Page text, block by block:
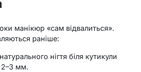
манікюр «сам відвалиться».
раніше:
нігтя біля кутикули
мм.